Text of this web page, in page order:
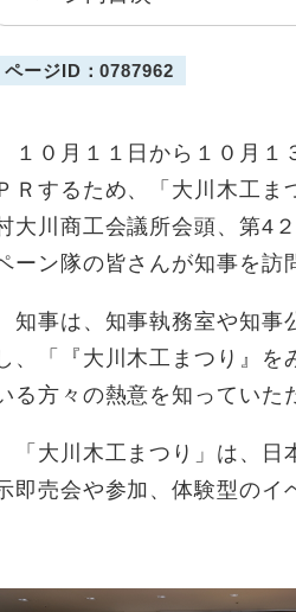
ページID：0787962
１０月１１日から１０月１
Ｒするため、「大川木工
大川商工会議所会頭、第4
ーン隊の皆さんが知事を訪
知事は、知事執務室や知事
、「『大川木工まつり』
る方々の熱意を知っていた
「大川木工まつり」は、日
即売会や参加、体験型のイ